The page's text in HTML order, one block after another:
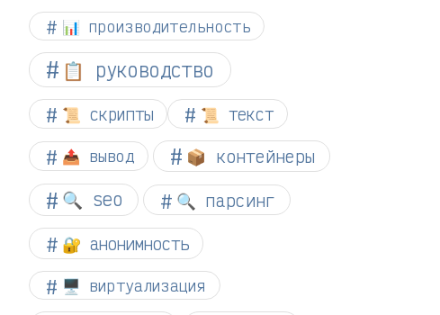
📊 производительность
📋 руководство
📜 скрипты 📜 текст
📤 вывод 📦 контейнеры
🔍 seo 🔍 парсинг
🔐 анонимность
🖥️ виртуализация